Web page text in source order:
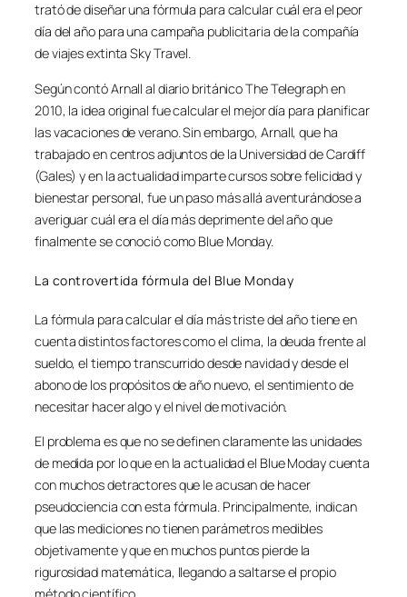
trató de diseñar una fórmula para calcular cuál era el peor
día del año para una campaña publicitaria de la compañía
de viajes extinta Sky Travel.
Según contó Arnall al diario británico The Telegraph en
2010, la idea original fue calcular el mejor día para planificar
las vacaciones de verano. Sin embargo, Arnall, que ha
trabajado en centros adjuntos de la Universidad de Cardiff
(Gales) y en la actualidad imparte cursos sobre felicidad y
bienestar personal, fue un paso más allá aventurándose a
averiguar cuál era el día más deprimente del año que
finalmente se conoció como Blue Monday.
La controvertida fórmula del Blue Monday
La fórmula para calcular el día más triste del año tiene en
cuenta distintos factores como el clima, la deuda frente al
sueldo, el tiempo transcurrido desde navidad y desde el
abono de los propósitos de año nuevo, el sentimiento de
necesitar hacer algo y el nivel de motivación.
El problema es que no se definen claramente las unidades
de medida por lo que en la actualidad el Blue Moday cuenta
con muchos detractores que le acusan de hacer
pseudociencia con esta fórmula. Principalmente, indican
que las mediciones no tienen parámetros medibles
objetivamente y que en muchos puntos pierde la
rigurosidad matemática, llegando a saltarse el propio